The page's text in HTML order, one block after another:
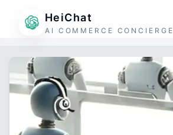
HeiChat
AI COMMERCE CONCIERGE